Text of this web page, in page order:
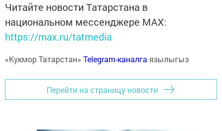
Читайте новости Татарстана в
национальном мессенджере MАХ:
https://max.ru/tatmedia
«Кукмор Татарстан» Telegram-каналга язылыгыз
Перейти на страницу новости